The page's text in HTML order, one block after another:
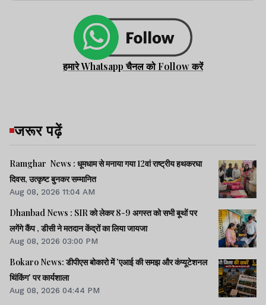
हमारे Whatsapp चैनल को Follow करें
जरूर पढ़ें
Ramghar News : धूमधाम से मनाया गया 12वां राष्ट्रीय हथकरघा
दिवस, उत्कृष्ट बुनकर सम्मानित
Aug 08, 2026 11:04 AM
Dhanbad News : SIR को लेकर 8-9 अगस्त को सभी बूथों पर
लगेंगे कैंप , डीसी ने मतदान केंद्रों का लिया जायजा
Aug 08, 2026 03:00 PM
Bokaro News: डीपीएस बोकारो में 'एआई की समझ और कंप्यूटेशनल
थिंकिंग' पर कार्यशाला
Aug 08, 2026 04:44 PM